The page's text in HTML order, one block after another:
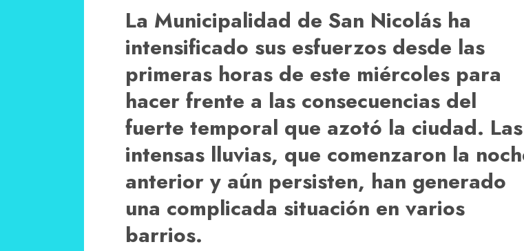
La Municipalidad de San Nicolás ha
intensificado sus esfuerzos desde las
primeras horas de este miércoles para
hacer frente a las consecuencias del
fuerte temporal que azotó la ciudad. Las
intensas lluvias, que comenzaron la
anterior y aún persisten, han generado
una complicada situación en varios
barrios.